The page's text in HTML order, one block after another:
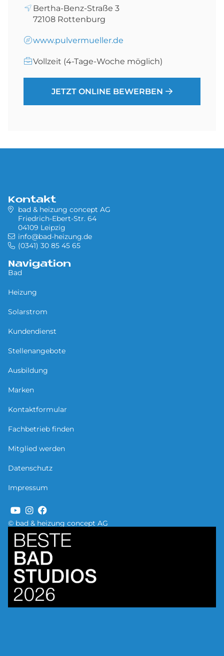
Bertha-Benz-Straße 3
72108 Rottenburg
www.pulvermueller.de
Vollzeit (4-Tage-Woche möglich)
JETZT ONLINE BEWERBEN
© bad & heizung concept AG
Kontakt
bad & heizung concept AG
Friedrich-Ebert-Str. 64
04109 Leipzig
info@bad-heizung.de
(0341) 30 85 45 65
Navigation
Bad
Heizung
Solarstrom
Kundendienst
Stellenangebote
Ausbildung
Marken
Kontaktformular
Fachbetrieb finden
Mitglied werden
Datenschutz
Impressum